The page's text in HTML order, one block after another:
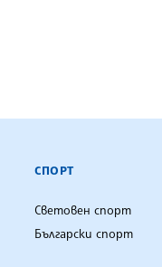
СПОРТ
Световен спорт
Български спорт